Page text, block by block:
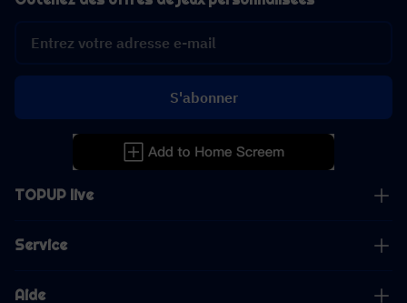
TOPUP live
Service
Aide
S'abonner